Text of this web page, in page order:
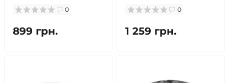
0
899 грн.
0
1 259 грн.